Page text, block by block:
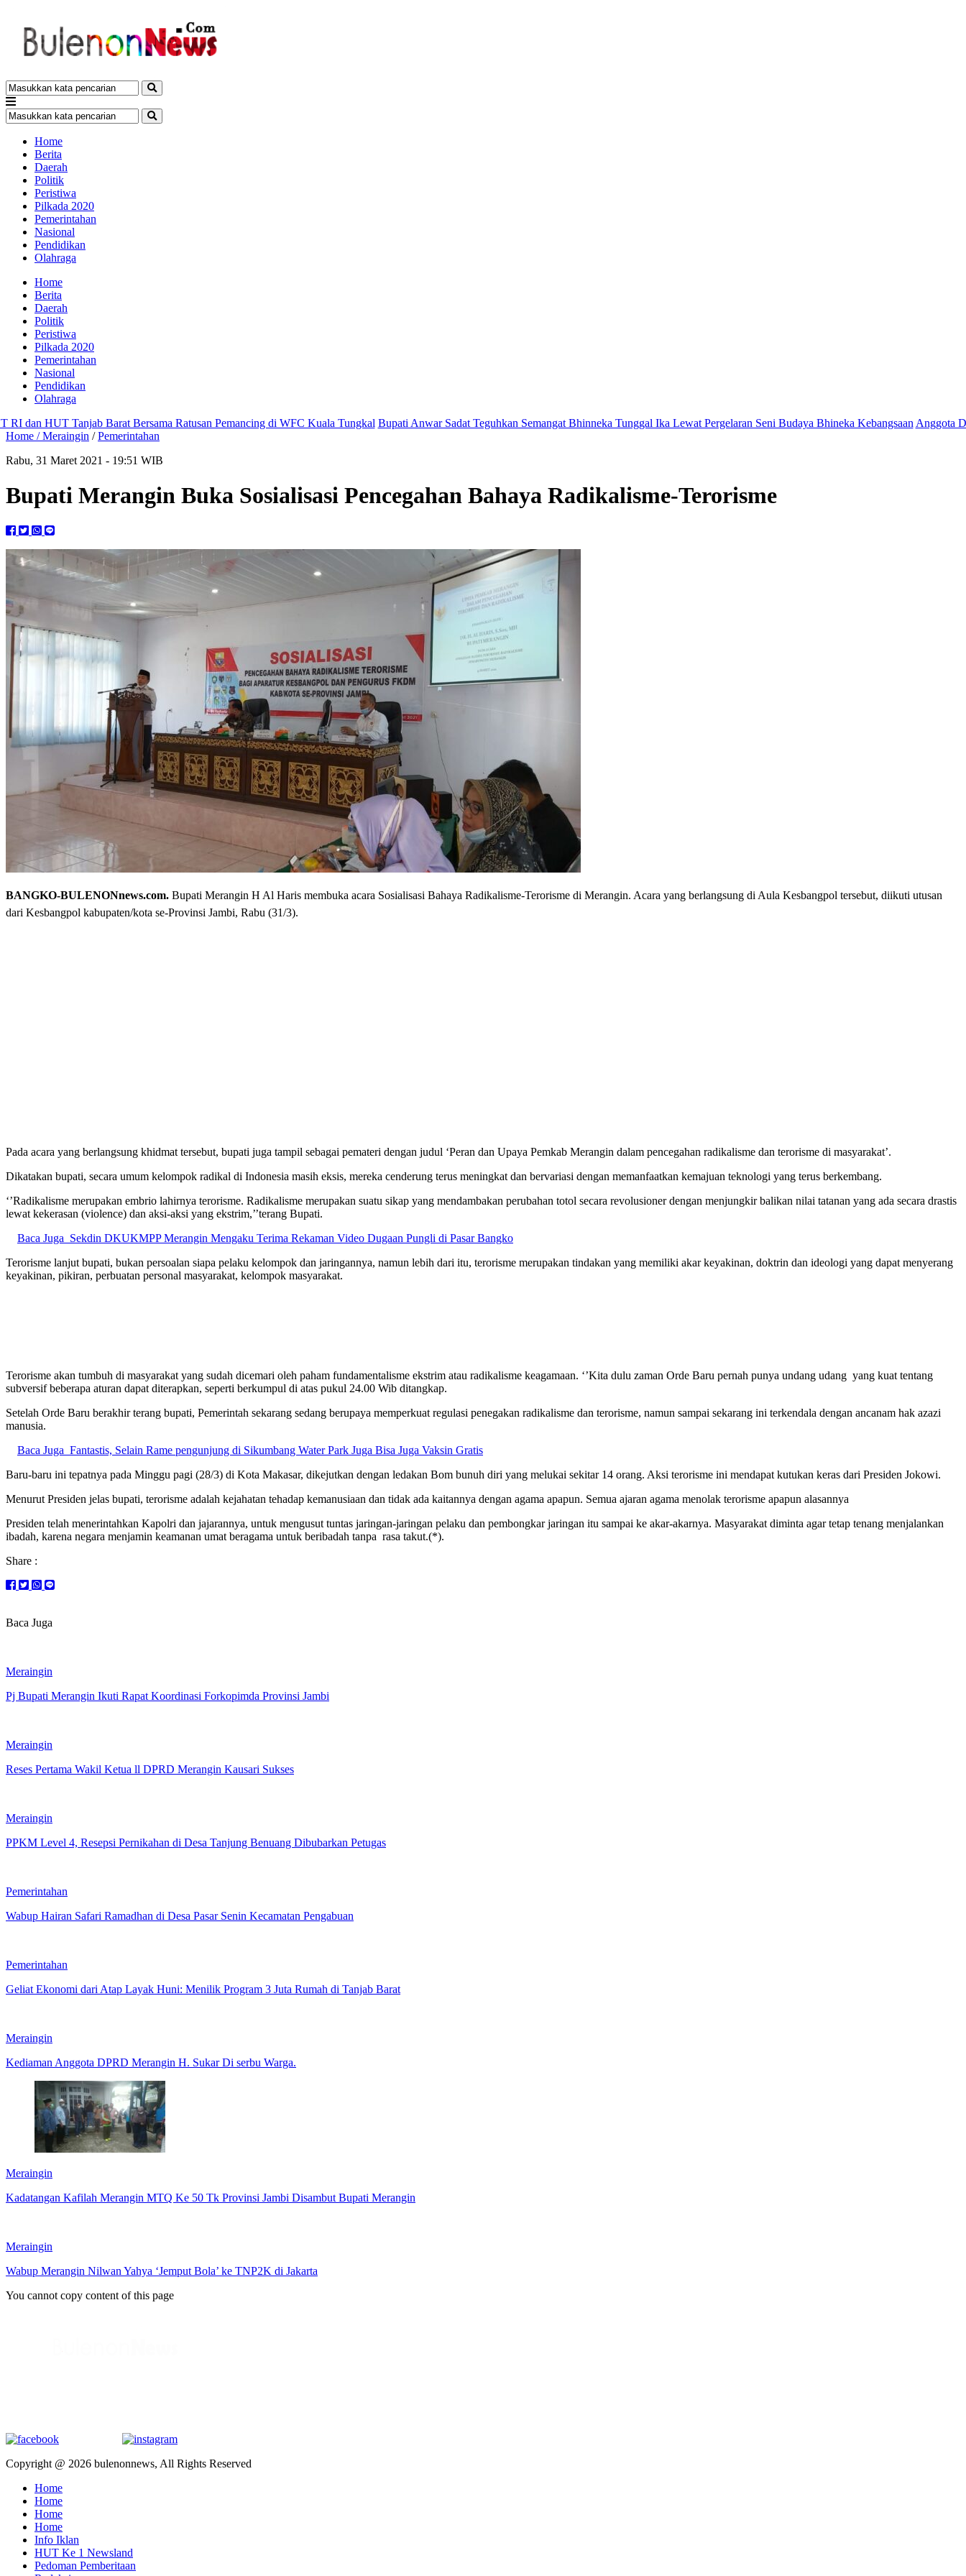
Home
Berita
Daerah
Politik
Peristiwa
Pilkada 2020
Pemerintahan
Nasional
Pendidikan
Olahraga
Home
Berita
Daerah
Politik
Peristiwa
Pilkada 2020
Pemerintahan
Nasional
Pendidikan
Olahraga
Tanjab Barat Bersama Ratusan Pemancing di WFC Kuala Tungkal Bupati Anwar Sadat Teguhkan Semangat Bhinneka Tunggal Ika Lewat Pergelaran Seni Budaya Bhineka KebangsaanAnggota DPRD
Home /Meraingin /Pemerintahan
Rabu, 31 Maret 2021 - 19:51 WIB
Bupati Merangin Buka Sosialisasi Pencegahan Bahaya Radikalisme-Terorisme
BANGKO-BULENONnews.com. Bupati Merangin H Al Haris membuka acara Sosialisasi Bahaya Radikalisme-Terorisme di Merangin. Acara yang berlangsung di Aula Kesbangpol tersebut, diikuti utusan
dari Kesbangpol kabupaten/kota se-Provinsi Jambi, Rabu (31/3).
Pada acara yang berlangsung khidmat tersebut, bupati juga tampil sebagai pemateri dengan judul ‘Peran dan Upaya Pemkab Merangin dalam pencegahan radikalisme dan terorisme di masyarakat’.
Dikatakan bupati, secara umum kelompok radikal di Indonesia masih eksis, mereka cenderung terus meningkat dan bervariasi dengan memanfaatkan kemajuan teknologi yang terus berkembang.
‘’Radikalisme merupakan embrio lahirnya terorisme. Radikalisme merupakan suatu sikap yang mendambakan perubahan totol secara revolusioner dengan menjungkir balikan nilai tatanan yang ada secara drastis
lewat kekerasan (violence) dan aksi-aksi yang ekstrim,’’terang Bupati.
Baca Juga Sekdin DKUKMPP Merangin Mengaku Terima Rekaman Video Dugaan Pungli di Pasar Bangko
Terorisme lanjut bupati, bukan persoalan siapa pelaku kelompok dan jaringannya, namun lebih dari itu, terorisme merupakan tindakan yang memiliki akar keyakinan, doktrin dan ideologi yang dapat menyerang
keyakinan, pikiran, perbuatan personal masyarakat, kelompok masyarakat.
Terorisme akan tumbuh di masyarakat yang sudah dicemari oleh paham fundamentalisme ekstrim atau radikalisme keagamaan. ‘’Kita dulu zaman Orde Baru pernah punya undang udang yang kuat tentang
subversif beberapa aturan dapat diterapkan, seperti berkumpul di atas pukul 24.00 Wib ditangkap.
Setelah Orde Baru berakhir terang bupati, Pemerintah sekarang sedang berupaya memperkuat regulasi penegakan radikalisme dan terorisme, namun sampai sekarang ini terkendala dengan ancanam hak azazi
manusia.
Baca Juga Fantastis, Selain Rame pengunjung di Sikumbang Water Park Juga Bisa Juga Vaksin Gratis
Baru-baru ini tepatnya pada Minggu pagi (28/3) di Kota Makasar, dikejutkan dengan ledakan Bom bunuh diri yang melukai sekitar 14 orang. Aksi terorisme ini mendapat kutukan keras dari Presiden Jokowi.
Menurut Presiden jelas bupati, terorisme adalah kejahatan tehadap kemanusiaan dan tidak ada kaitannya dengan agama apapun. Semua ajaran agama menolak terorisme apapun alasannya
Presiden telah menerintahkan Kapolri dan jajarannya, untuk mengusut tuntas jaringan-jaringan pelaku dan pembongkar jaringan itu sampai ke akar-akarnya. Masyarakat diminta agar tetap tenang menjalankan
ibadah, karena negara menjamin keamanan umat beragama untuk beribadah tanpa rasa takut.(*).
Share :
Baca Juga
Meraingin
Pj Bupati Merangin Ikuti Rapat Koordinasi Forkopimda Provinsi Jambi
Meraingin
Reses Pertama Wakil Ketua ll DPRD Merangin Kausari Sukses
Meraingin
PPKM Level 4, Resepsi Pernikahan di Desa Tanjung Benuang Dibubarkan Petugas
Pemerintahan
Wabup Hairan Safari Ramadhan di Desa Pasar Senin Kecamatan Pengabuan
Pemerintahan
Geliat Ekonomi dari Atap Layak Huni: Menilik Program 3 Juta Rumah di Tanjab Barat
Meraingin
Kediaman Anggota DPRD Merangin H. Sukar Di serbu Warga.
Meraingin
Kadatangan Kafilah Merangin MTQ Ke 50 Tk Provinsi Jambi Disambut Bupati Merangin
Meraingin
Wabup Merangin Nilwan Yahya ‘Jemput Bola’ ke TNP2K di Jakarta
You cannot copy content of this page
Copyright @ 2026 bulenonnews, All Rights Reserved
Home
Home
Home
Home
Info Iklan
HUT Ke 1 Newsland
Pedoman Pemberitaan